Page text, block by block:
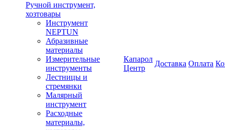
Ручной инструмент,
хозтовары
Инструмент
NEPTUN
Абразивные
материалы
Измерительные
инструменты
Лестницы и
стремянки
Малярный
инструмент
Расходные
материалы,
Капарол
Центр
Доставка Оплата